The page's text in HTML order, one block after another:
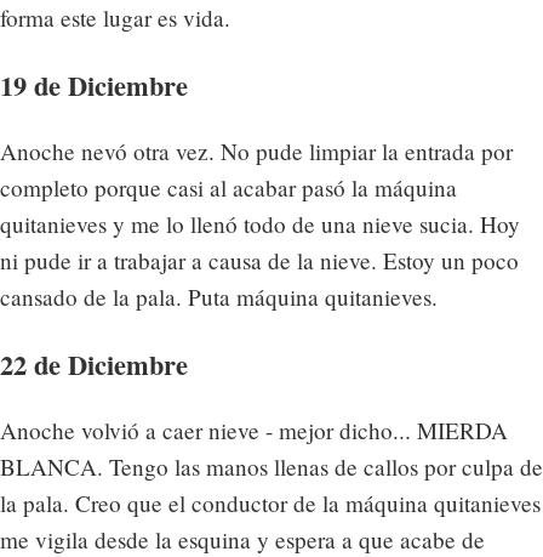
forma este lugar es vida.
19 de Diciembre
Anoche nevó otra vez. No pude limpiar la entrada por
completo porque casi al acabar pasó la máquina
quitanieves y me lo llenó todo de una nieve sucia. Hoy
ni pude ir a trabajar a causa de la nieve. Estoy un poco
cansado de la pala. Puta máquina quitanieves.
22 de Diciembre
Anoche volvió a caer nieve - mejor dicho... MIERDA
BLANCA. Tengo las manos llenas de callos por culpa de
la pala. Creo que el conductor de la máquina quitanieves
me vigila desde la esquina y espera a que acabe de